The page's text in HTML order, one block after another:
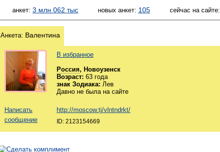
анкет: 3 млн 062 тыс новых анкет: 105 сейчас на сайте:
Анкета: Валентина
В избранное
Россия, Новоузенск
Возраст: 63 года
знак Зодиака: Лев
Давно не была на сайте
Написать
сообщение
http://moscow.tj/vlntndrkt/
ID: 2123154669